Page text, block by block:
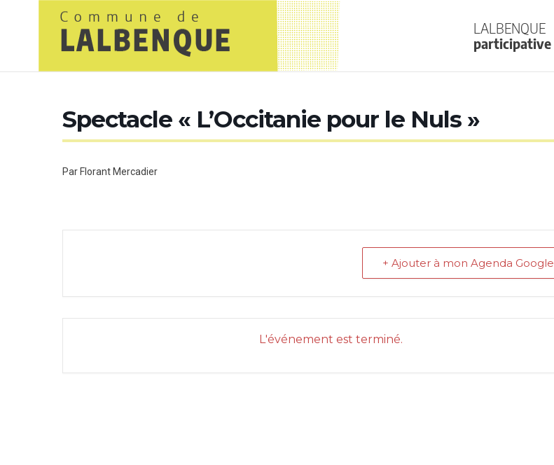
Lalbenque
participative
Spectacle « L’Occitanie pour le Nuls »
Par Florant Mercadier
+ Ajouter à mon Agenda Google
L'événement est terminé.